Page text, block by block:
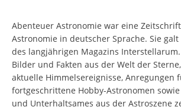
Abenteuer Astronomie war eine
Astronomie in deutscher Sprache. Sie
des langjährigen Magazins
Bilder und Fakten aus der Welt der
aktuelle Himmelsereignisse, Anregungen
fortgeschrittene Hobby-Astronomen
und Unterhaltsames aus der Astroszene